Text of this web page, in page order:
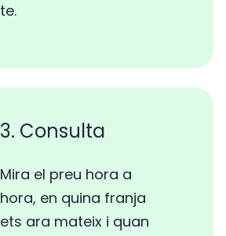
te.
3. Consulta
Mira el preu hora a
hora, en quina franja
ets ara mateix i quan